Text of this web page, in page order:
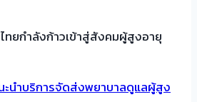
ทยกำลังก้าวเข้าสู่สังคมผู้สูงอายุ
ะนำบริการจัดส่งพยาบาลดูแลผู้สูง